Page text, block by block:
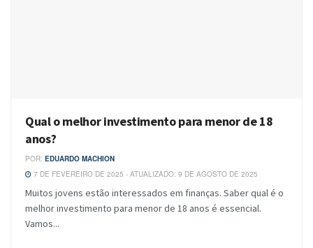
Qual o melhor investimento para menor de 18
anos?
POR: EDUARDO MACHION
7 DE FEVEREIRO DE 2025 - ATUALIZADO: 9 DE AGOSTO DE 2025
Muitos jovens estão interessados em finanças. Saber qual é o
melhor investimento para menor de 18 anos é essencial.
Vamos...